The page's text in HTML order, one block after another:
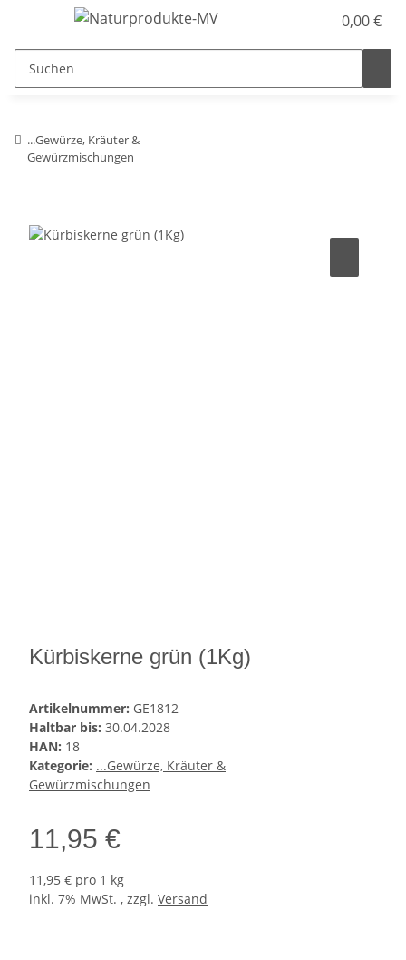
0,00 €
...Gewürze, Kräuter &
Gewürzmischungen
Kürbiskerne grün (1Kg)
Artikelnummer: GE1812
Haltbar bis: 30.04.2028
HAN: 18
Kategorie: ...Gewürze, Kräuter &
Gewürzmischungen
11,95 €
11,95 € pro 1 kg
inkl. 7% MwSt. , zzgl. Versand